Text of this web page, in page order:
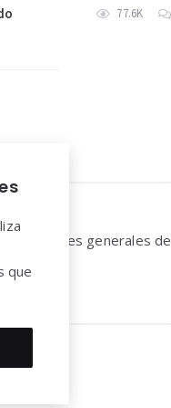
77.6K
Condiciones generales de
que